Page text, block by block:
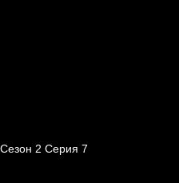
Сезон 2 Серия 7